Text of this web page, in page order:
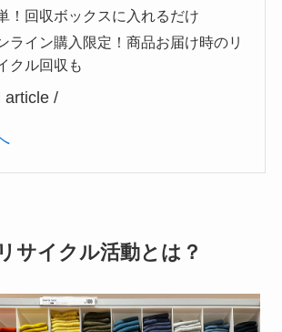
！回収ボックスに入れるだけ
ライン購入限定！商品お届け時のリ
クル回収も
article /
サイクル活動とは？